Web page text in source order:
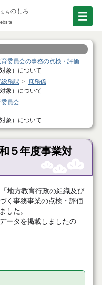
委員会の事務の点検・評価
象）について
務課
庶務係
象）について
員会
象）について
５年度事業対
地方教育行政の組織及び
く事務事業の点検・評価
した。
ータを掲載しましたの